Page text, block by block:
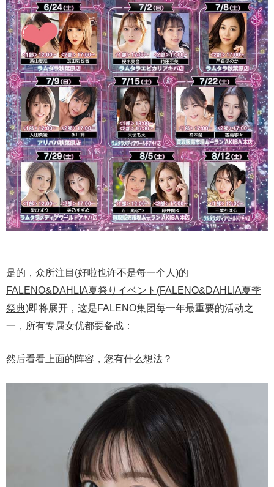
是的，众所注目(好啦也许不是每一个人)的
FALENO&DAHLIA夏祭りイベント(FALENO&DAHLIA夏季
祭典)即将展开，这是FALENO集团每一年最重要的活动之
一，所有专属女优都要备战：
然后看看上面的阵容，您有什么想法？